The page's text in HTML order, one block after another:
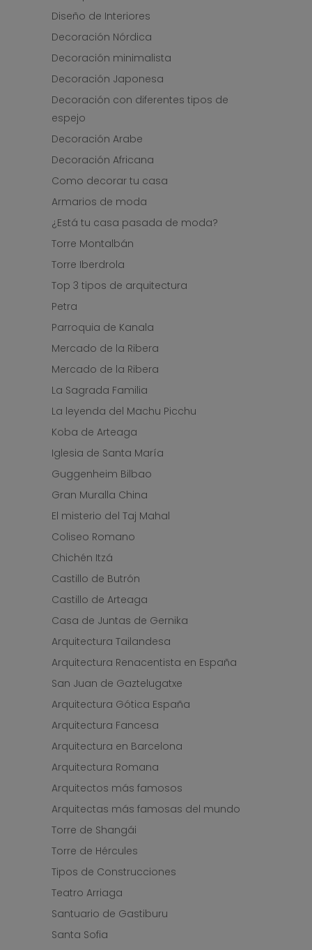
Diseño de Interiores
Decoración Nórdica
Decoración minimalista
Decoración Japonesa
Decoración con diferentes tipos de
espejo
Decoración Arabe
Decoración Africana
Como decorar tu casa
Armarios de moda
¿Está tu casa pasada de moda?
Torre Montalbán
Torre Iberdrola
Top 3 tipos de arquitectura
Petra
Parroquia de Kanala
Mercado de la Ribera
Mercado de la Ribera
La Sagrada Familia
La leyenda del Machu Picchu
Koba de Arteaga
Iglesia de Santa María
Guggenheim Bilbao
Gran Muralla China
El misterio del Taj Mahal
Coliseo Romano
Chichén Itzá
Castillo de Butrón
Castillo de Arteaga
Casa de Juntas de Gernika
Arquitectura Tailandesa
Arquitectura Renacentista en España
San Juan de Gaztelugatxe
Arquitectura Gótica España
Arquitectura Fancesa
Arquitectura en Barcelona
Arquitectura Romana
Arquitectos más famosos
Arquitectas más famosas del mundo
Torre de Shangái
Torre de Hércules
Tipos de Construcciones
Teatro Arriaga
Santuario de Gastiburu
Santa Sofia